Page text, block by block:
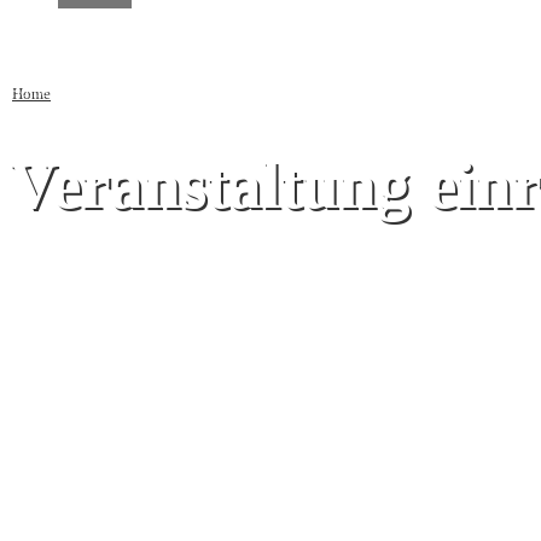
Home
Veranstaltung